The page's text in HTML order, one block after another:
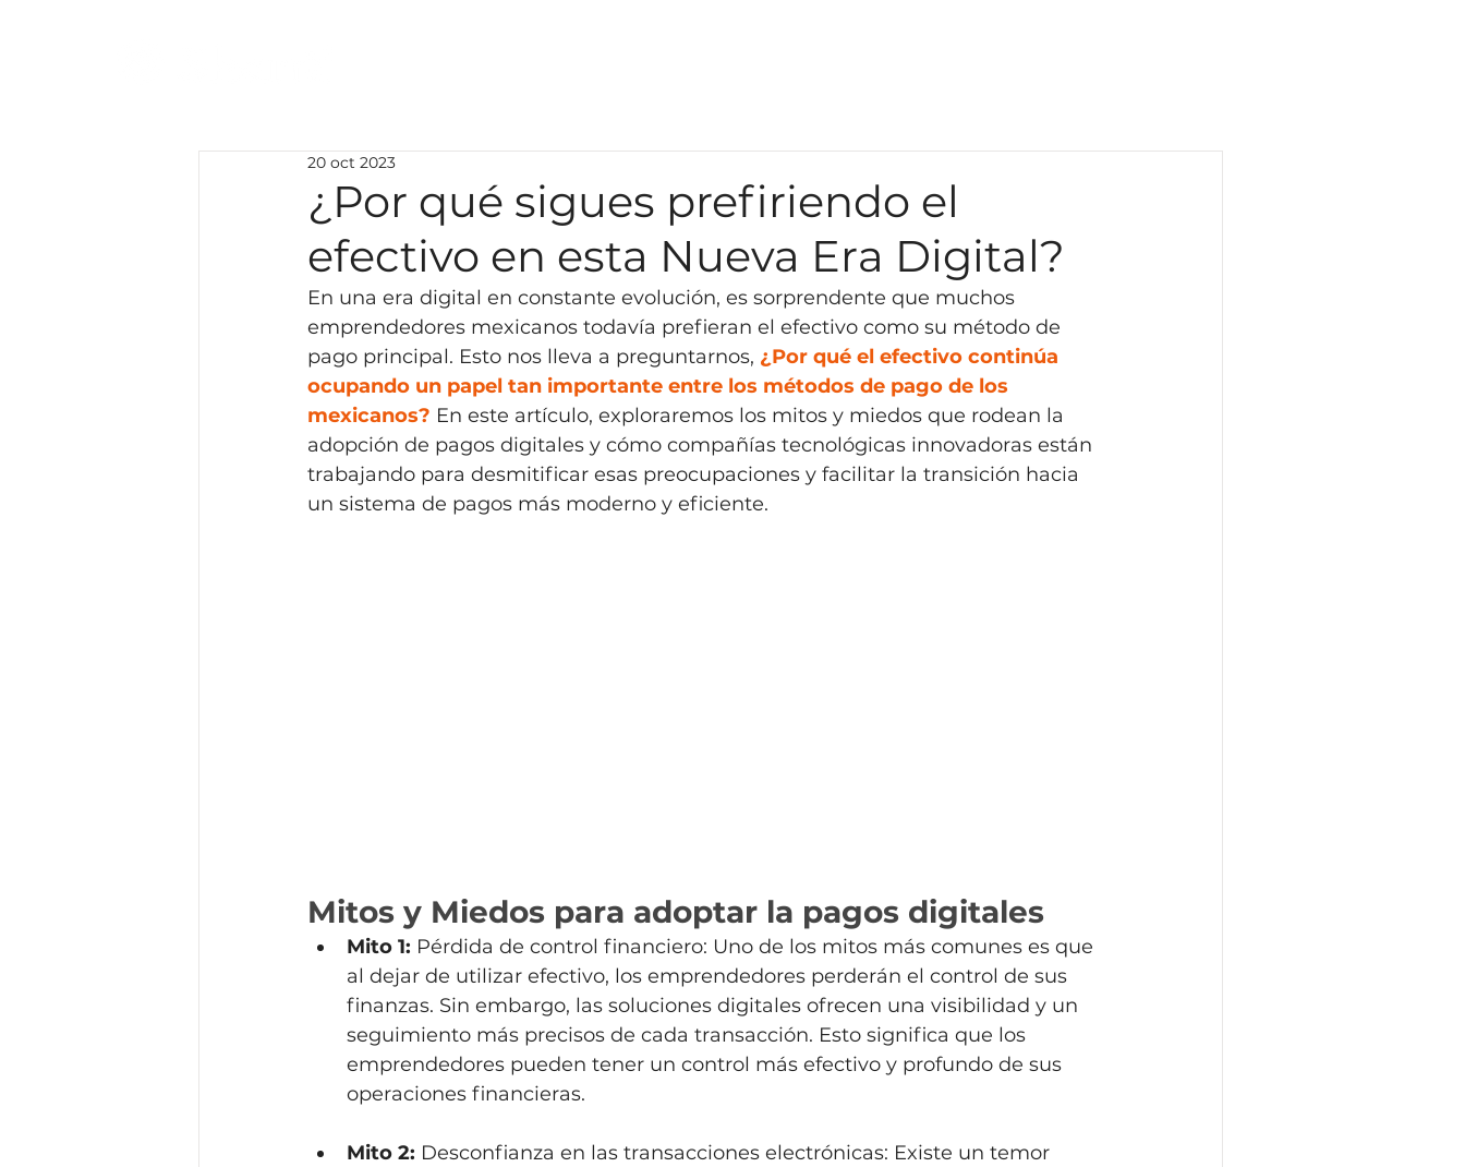
¿Por qué sigues prefiriendo el
efectivo en esta Nueva Era Digital?
20 oct 2023
En una era digital en constante evolución, es sorprendente que muchos
emprendedores mexicanos todavía prefieran el efectivo como su método de
pago principal. Esto nos lleva a preguntarnos, ¿Por qué el efectivo continúa
ocupando un papel tan importante entre los métodos de pago de los
mexicanos? En este artículo, exploraremos los mitos y miedos que rodean la
adopción de pagos digitales y cómo compañías tecnológicas innovadoras están
trabajando para desmitificar esas preocupaciones y facilitar la transición hacia
un sistema de pagos más moderno y eficiente.
Mitos y Miedos para adoptar la pagos digitales
Mito 1: Pérdida de control financiero: Uno de los mitos más comunes es que
al dejar de utilizar efectivo, los emprendedores perderán el control de sus
finanzas. Sin embargo, las soluciones digitales ofrecen una visibilidad y un
seguimiento más precisos de cada transacción. Esto significa que los
emprendedores pueden tener un control más efectivo y profundo de sus
operaciones financieras.
Mito 2: Desconfianza en las transacciones electrónicas: Existe un temor